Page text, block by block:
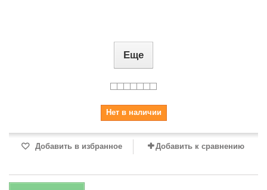
Еще
Нет в наличии
Добавить в избранное Добавить к сравнению